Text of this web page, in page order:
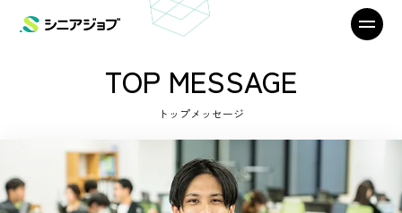
TOP MESSAGE
トップメッセージ